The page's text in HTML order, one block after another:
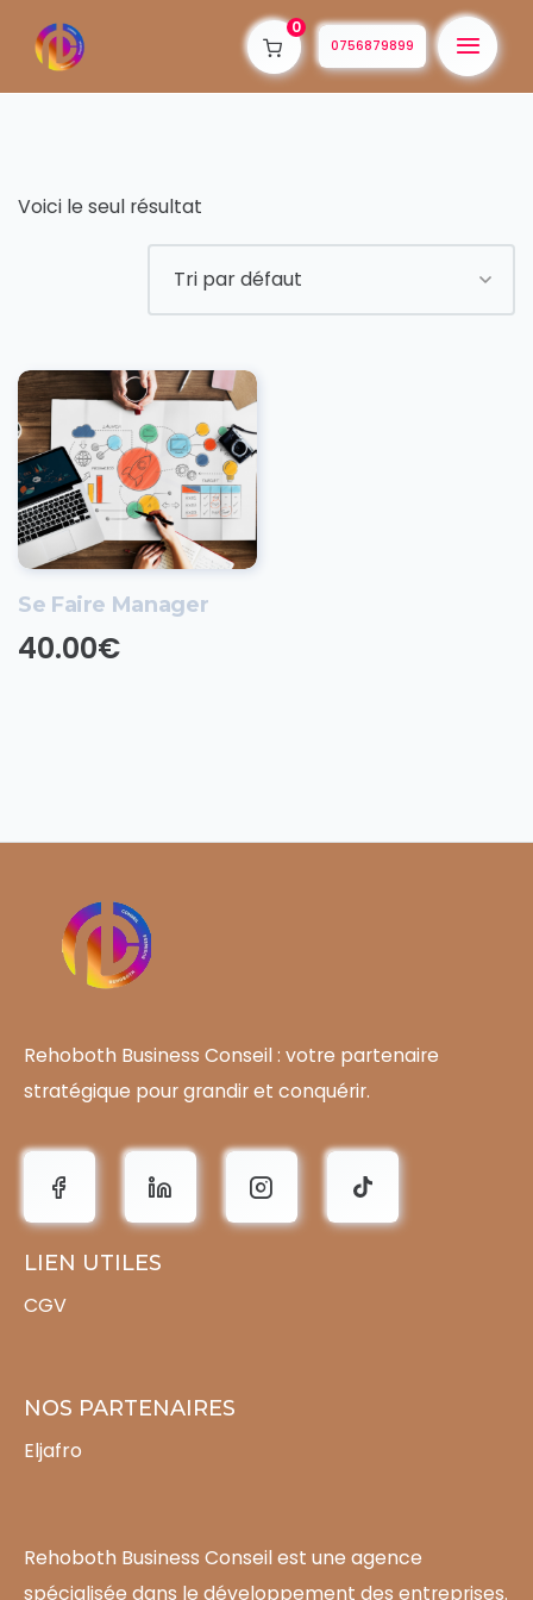
0
0756879899
Voici le seul résultat
Se Faire Manager
40.00€
Rehoboth Business Conseil : votre partenaire
stratégique pour grandir et conquérir.
LIEN UTILES
CGV
NOS PARTENAIRES
Eljafro
Rehoboth Business Conseil est une agence
spécialisée dans le développement des entreprises.